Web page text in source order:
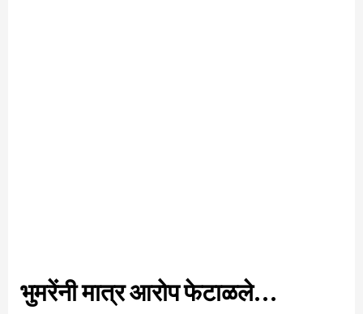
भुमरेंनी मात्र आरोप फेटाळले…